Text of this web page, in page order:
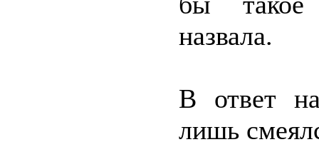
назвала.
В ответ
лишь